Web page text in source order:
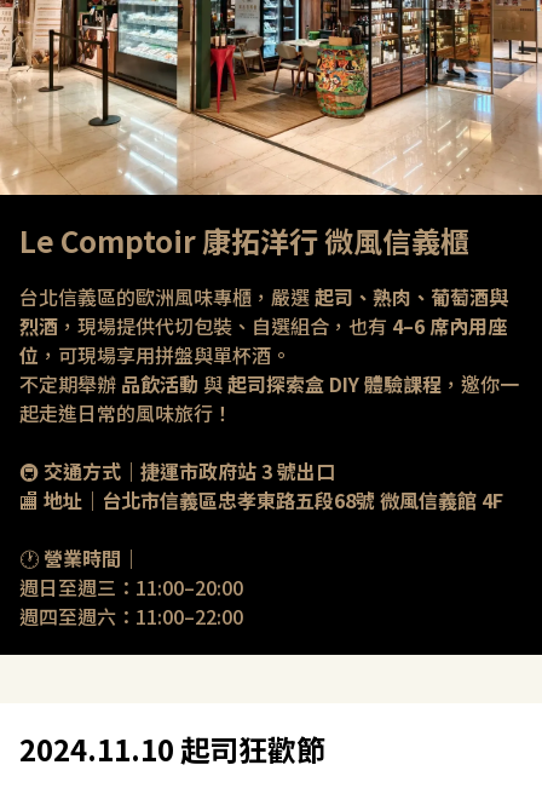
Le Comptoir 康拓洋行 微風信義櫃
台北信義區的歐洲風味專櫃，嚴選 起司、熟肉、葡萄酒與
烈酒 ，現場提供代切包裝、自選組合，也有 4–6 席內用座
位 ，可現場享用拼盤與單杯酒。
不定期舉辦 品飲活動 與 起司探索盒 DIY 體驗課程 ，邀你一
起走進日常的風味旅行！
🚇 交通方式｜捷運市政府站 3 號出口
🏬 地址｜台北市信義區忠孝東路五段68號 微風信義館 4F
🕐 營業時間｜
週日至週三：11:00–20:00
週四至週六：11:00–22:00
2024.11.10 起司狂歡節